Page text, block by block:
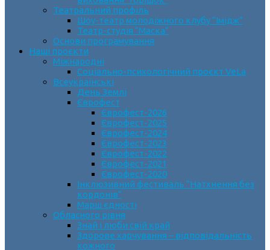
Театральний профіль
Шоу-театр молодіжного клубу “Імідж”
Театр-студія “Маска”
Основи програмування
Наші проєкти
Міжнародні
Соціально-психологічний проєкт VeLa
Всеукраїнські
День Землі
Єврофест
Єврофест-2026
Єврофест-2025
Єврофест-2024
Єврофест-2023
Єврофест-2022
Єврофест-2021
Єврофест-2020
Інклюзивний фестиваль “Натхнення без
кордонів”
Марш єдності
Обласного рівня
Знай і люби свій край
Здорове харчування – відповідальність
кожного